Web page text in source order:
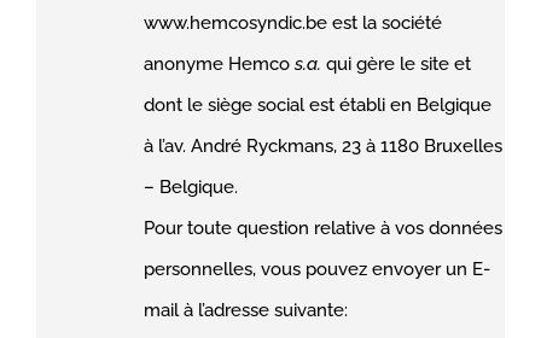
www.hemcosyndic.be est la société
anonyme Hemcos.a. qui gère le site et
dont le siège social est établi en Belgique
à l’av. André Ryckmans, 23 à 1180 Bruxelles
– Belgique.
Pour toute question relative à vos données
personnelles, vous pouvez envoyer un E-
mail à l’adresse suivante: